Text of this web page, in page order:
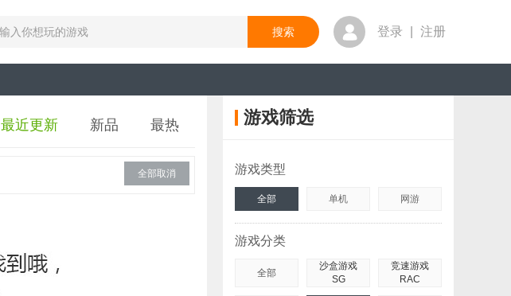
登录 注册
最近更新 新品 最热
全部取消
游戏筛选
游戏类型
全部 单机 网游
游戏分类
全部
沙盒游戏
SG
竞速游戏
RAC